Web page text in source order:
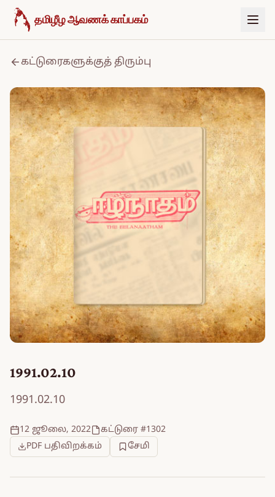
உள்ளடக்கத்திற்குச் செல்க
தமிழீழ ஆவணக் காப்பகம்
கட்டுரைகளுக்குத் திரும்பு
1991.02.10
1991.02.10
12 ஜூலை, 2022
கட்டுரை #1302
PDF பதிவிறக்கம்
சேமி